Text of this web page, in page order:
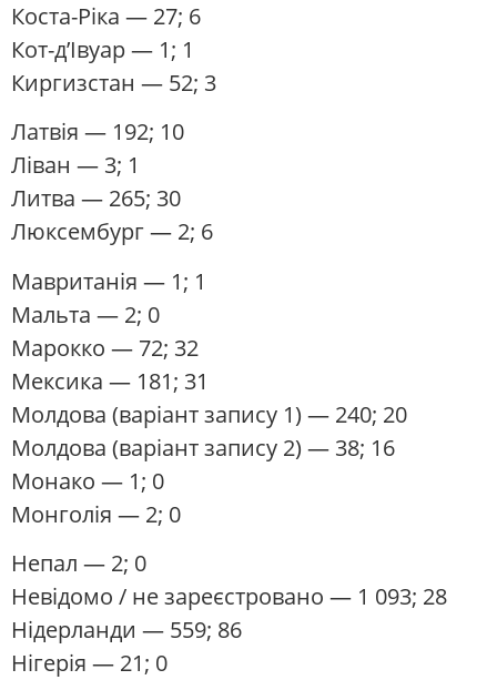
Коста-Ріка — 27; 6
Кот-д’Івуар— 1; 1
Киргизстан — 52; 3
Латвія — 192; 10
Ліван — 3; 1
Литва — 265; 30
Люксембург— 2; 6
Мавританія — 1; 1
Мальта — 2; 0
Марокко — 72; 32
Мексика — 181; 31
Молдова (варіант запису 1) — 240; 20
Молдова (варіант запису 2) — 38; 16
Монако — 1; 0
Монголія — 2; 0
Непал — 2; 0
Невідомо / не зареєстровано — 1 093; 28
Нідерланди — 559; 86
Нігерія — 21; 0